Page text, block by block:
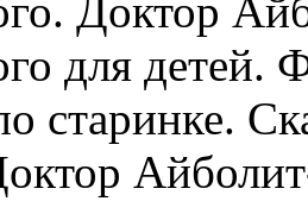
Доктор
для детей.
старинке.